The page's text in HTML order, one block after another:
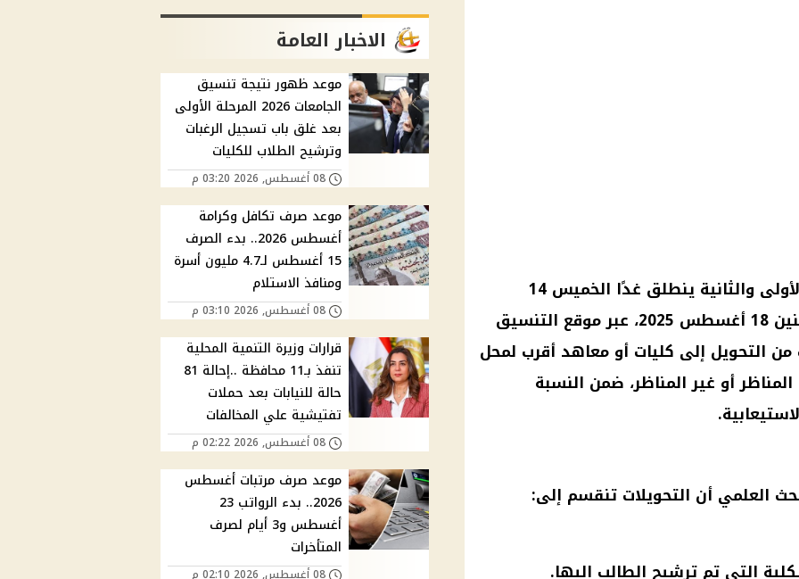
تقليل الاغتراب 2025 للمرحلتين الأولى والثانية ينطلق غدًا الخميس 14
أغسطس 2025 ويستمر حتى الاثنين 18 أغسطس 2025، عبر موقع التنسيق
من التحويل إلى كليات أو معاهد أقرب لمحل
أو غير المناظر، ضمن النسبة
العلمي أن التحويلات تنقسم إلى:
التي تم ترشيح الطالب إليها.
الاخبار العامة
موعد ظهور نتيجة تنسيق
الجامعات 2026 المرحلة الأولى
بعد غلق باب تسجيل الرغبات
وترشيح الطلاب للكليات
08 أغسطس, 2026 03:20 م
موعد صرف تكافل وكرامة
أغسطس 2026.. بدء الصرف
15 أغسطس لـ4.7 مليون أسرة
ومنافذ الاستلام
08 أغسطس, 2026 03:10 م
قرارات وزيرة التنمية المحلية
تنفذ بـ11 محافظة ..إحالة 81
حالة للنيابات بعد حملات
تفتيشية علي المخالفات
08 أغسطس, 2026 02:22 م
موعد صرف مرتبات أغسطس
2026.. بدء الرواتب 23
أغسطس و3 أيام لصرف
المتأخرات
08 أغسطس, 2026 02:10 م